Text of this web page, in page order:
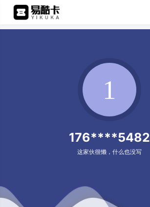
176****5482
这家伙很懒，什么也没写